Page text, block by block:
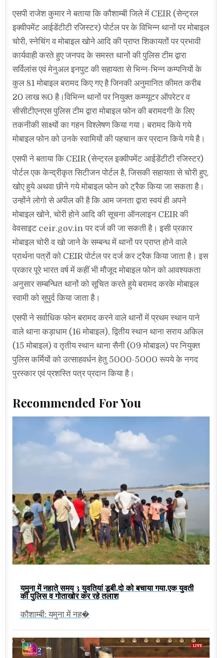
एसपी राजेश कुमार ने बताया कि कौशाम्बी जिले में CEIR (सेन्ट्रल
इक्वीपमेंट आईडेंटीटी रजिस्टर) पोर्टल पर के विभिन्न थानों पर मोबाइल
चोरी, स्नेचिंग व मोबाइल खोने आदि की प्राप्त शिकायतों पर प्रभावी
कार्यवाही करते हुए जनपद के समस्त थानों की पुलिस टीम द्वारा
सर्विलांस एवं मेनुअल इनपुट की सहायता से भिन्न-भिन्न कम्पनियों के
कुल 81 मोबाइल बरामद किए गए है जिनकी अनुमानित कीमत करीब
20 लाख रू0 है।विभिन्न थानों पर नियुक्त कम्प्यूटर ऑपरेटर व
सीसीटीएनएस पुलिस टीम द्वारा मोबाइल फोन की बरामदगी के लिए
तकनीकी साक्ष्यों का गहन विश्लेषण किया गया। बरामद किये गये
मोबाइल फोन को उनके स्वामियों की पहचान कर प्रदान किये गये है।
एसपी ने बताया कि CEIR (सेन्ट्रल इक्वीपमेंट आईडेंटीटी रजिस्टर)
पोर्टल एक केन्द्रीकृत सिटीजन पोर्टल है, जिसकी सहायता से चोरी हुए,
खोए हुये अथवा छीने गये मोबाइल फोन को ट्रैक किया जा सकता है।
उन्होंने लोगो से अपील की है कि आम जनता द्वारा स्वयं ही अपने
मोबाइल खोने, चोरी होने आदि की सूचना ऑनलाइन CEIR की
वेवसाइट ceir.gov.in पर दर्ज की जा सकती है। इसी प्रकार
मोबाइल चोरी व खो जाने के सम्बन्ध में थानों पर प्राप्त होने वाले
प्रार्थना पत्रों को CEIR पोर्टल पर दर्ज कर ट्रैक किया जाता है। इस
प्रकार पूरे भारत वर्ष में कहीं भी मौजूद मोबाइल फोन को आवश्यकता
अनुसार सम्बन्धित थानों को सूचित करते हुये बरामद करके मोबाइल
स्वामी को सुपुर्द किया जाता है।
एसपी ने सर्वाधिक फोन बरामद करने वाले थानों में प्रथम स्थान पाने
वाले थाना कड़ाधाम (16 मोबाइल), द्वितीय स्थान थाना सराय अकिल
(15 मोबाइल) व तृतीय स्थान थाना सैनी (09 मोबाइल) पर नियुक्त
पुलिस कर्मियों को उत्साहवर्धन हेतु 5000-5000 रूपये के नगद
पुरस्कार एवं प्रशस्ति पत्र प्रदान किया है।
Recommended For You
यमुना में नहाते समय 3 युवतियां डूबी,दो को बचाया गया,एक युवती
की पुलिस व गोताखोर कर रहे तलाश
कौशाम्बी: यमुना में नह�